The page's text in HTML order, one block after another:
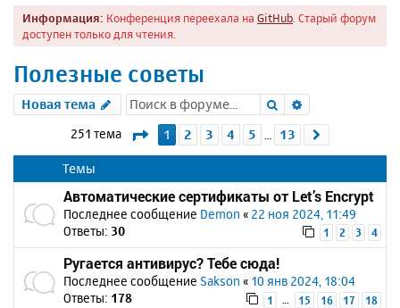
к
м
Информация: Конференция переехала на GitHub . Старый форум
доступен только для чтения.
Полезные советы
Новая тема Поиск
251 тема Страница1 из 13
1 2 3 4 5 13
Темы
Автоматические сертификаты от Let’s Encrypt
Последнее сообщение Demon « 22 ноя 2024, 11:49
Ответы: 30 1 2 3 4
Ругается антивирус? Тебе сюда!
Последнее сообщение Sakson « 10 янв 2024, 18:04
Ответы: 178 1 15 16 17 18